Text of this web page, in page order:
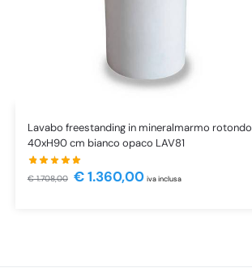
Lavabo freestanding in mineralmarmo rotondo
40xH90 cm bianco opaco LAV81
€1.708,00 €1.360,00 iva inclusa